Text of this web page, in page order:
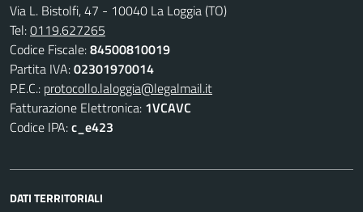
Via L. Bistolfi, 47 - 10040 La Loggia (TO)
Tel:0119.627265
Codice Fiscale:84500810019
Partita IVA:02301970014
P.E.C.: protocollo.laloggia@legalmail.it
Fatturazione Elettronica: 1VCAVC
Codice IPA:c_e423
DATI TERRITORIALI